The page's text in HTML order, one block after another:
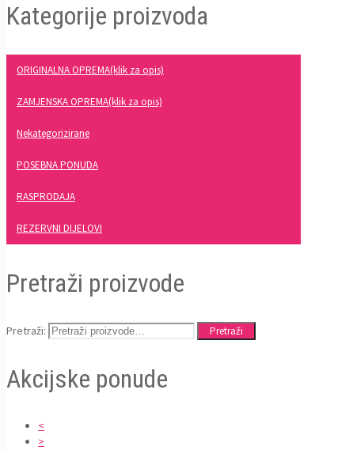
Kategorije proizvoda
ORIGINALNA OPREMA(klik za opis)
ZAMJENSKA OPREMA(klik za opis)
Nekategorizirane
POSEBNA PONUDA
RASPRODAJA
REZERVNI DIJELOVI
Pretraži proizvode
Pretraži: Pretraži
Akcijske ponude
<
>